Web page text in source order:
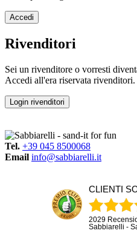
Accedi
Rivenditori
Sei un rivenditore o vorresti
Accedi all'era riservata rivenditori.
Login rivenditori
Tel. +39 045 8500068
Email info@sabbiarelli.it
CLIENTI
2029
Sabbiarelli -